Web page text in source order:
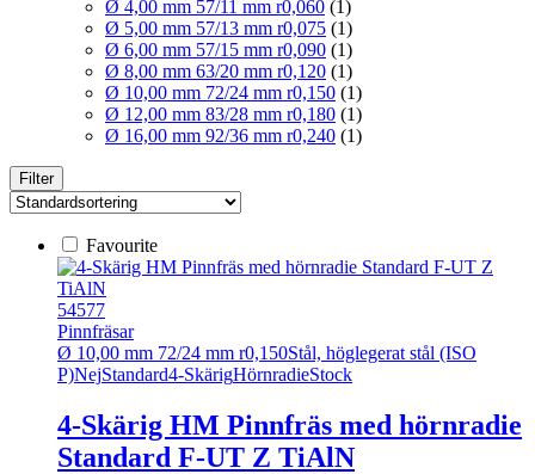
Ø 4,00 mm 57/11 mm r0,060 (1)
Ø 5,00 mm 57/13 mm r0,075 (1)
Ø 6,00 mm 57/15 mm r0,090 (1)
Ø 8,00 mm 63/20 mm r0,120 (1)
Ø 10,00 mm 72/24 mm r0,150 (1)
Ø 12,00 mm 83/28 mm r0,180 (1)
Ø 16,00 mm 92/36 mm r0,240 (1)
Filter
Favourite
54577
Pinnfräsar
Ø 10,00 mm 72/24 mm r0,150Stål, höglegerat stål (ISO
P)NejStandard4-SkärigHörnradieStock
4-Skärig HM Pinnfräs med hörnradie
Standard F-UT Z TiAlN